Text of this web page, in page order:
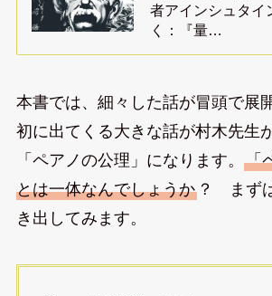
者アインシュタイ
く：『量…
本書では、細々した話が冒頭で展
初に出てくる大きな話が村木先生
「ペアノの公理」になります。 「
とは一体なんでしょうか？ まず
き出してみます。